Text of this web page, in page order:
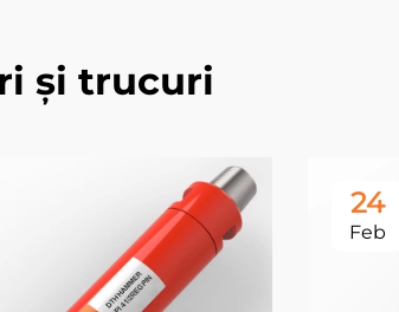
și trucuri
24
Feb